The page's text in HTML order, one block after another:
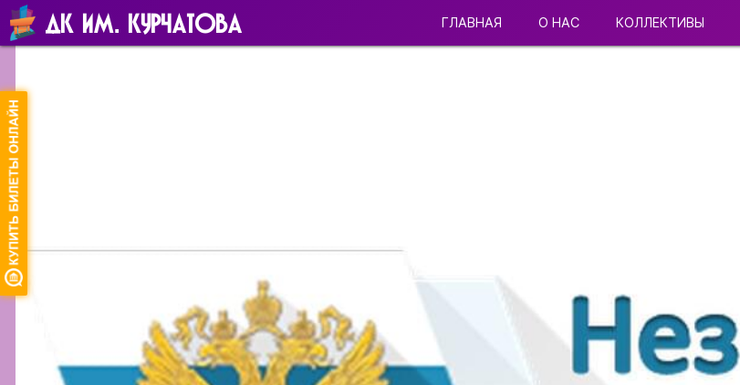
ДК ИМ. КУРЧАТОВА ГЛАВНАЯ О НАС КОЛЛЕКТИВЫ